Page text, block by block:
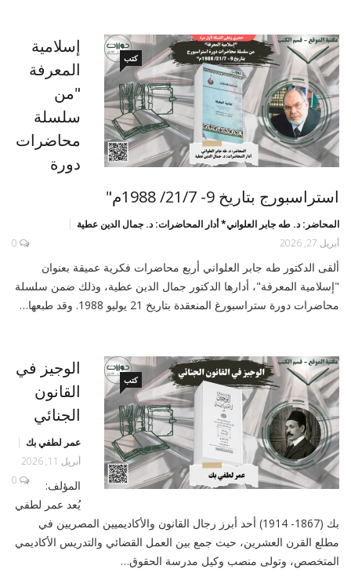
كتب
إسلامية
المعرفة
"من
سلسلة
محاضرات
دورة
استراسبورج بتاريخ 9- 21/7/ 1988م"
المحاضر: د. طه جابر العلواني* أدار المحاضرات: د. جمال الدين عطية
أبريل 27, 2026
0
ألقى الدكتور طه جابر العلواني أربع محاضرات فكرية عميقة بعنوان
"إسلامية المعرفة"، أدارها الدكتور جمال الدين عطية، وذلك ضمن سلسلة
محاضرات دورة ستراسبورغ المنعقدة بتاريخ 21 يوليو 1988. وقد طبعها…
كتب
الوجيز في
القانون
الجنائي
عمر لطفي بك
أبريل 11, 2026
0
المؤلف:
يُعد عمر لطفي
بك (1867- 1914) أحد أبرز رجال القانون والأكاديميين المصريين في
مطلع القرن العشرين، حيث جمع بين العمل القضائي والتدريس الأكاديمي
المتخصص، وتولى منصب وكيل مدرسة الحقوق…